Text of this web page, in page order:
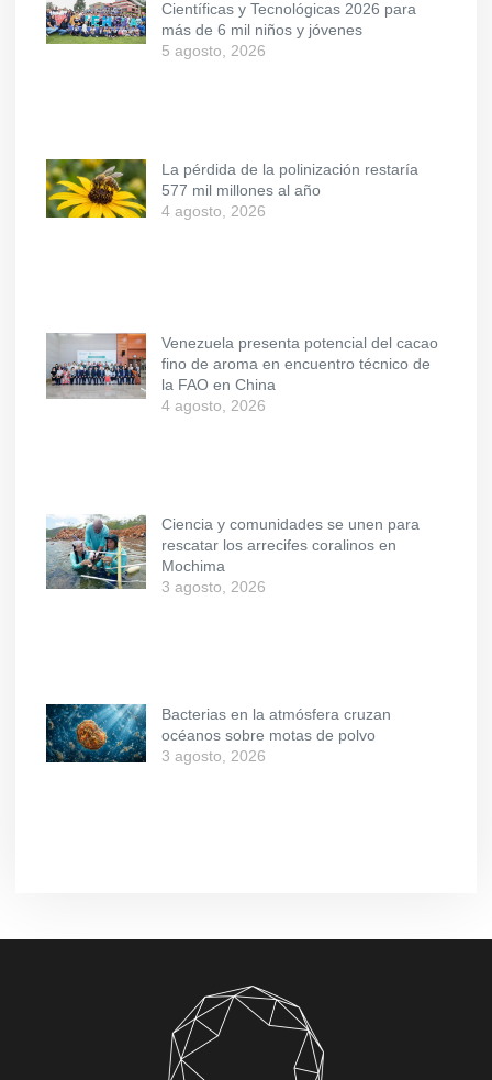
Científicas y Tecnológicas 2026 para
más de 6 mil niños y jóvenes
5 agosto, 2026
La pérdida de la polinización restaría
577 mil millones al año
4 agosto, 2026
Venezuela presenta potencial del cacao
fino de aroma en encuentro técnico de
la FAO en China
4 agosto, 2026
Ciencia y comunidades se unen para
rescatar los arrecifes coralinos en
Mochima
3 agosto, 2026
Bacterias en la atmósfera cruzan
océanos sobre motas de polvo
3 agosto, 2026